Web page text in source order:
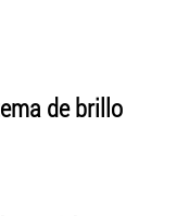
de brillo